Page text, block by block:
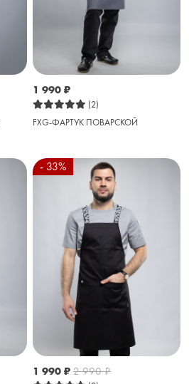
1 990 ₽
(2)
FXG-ФАРТУК ПОВАРСКОЙ
- 33%
1 990 ₽ 2 990₽